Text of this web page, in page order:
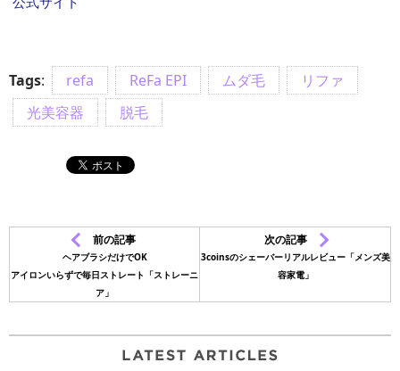
Tags: refa ReFa EPI ムダ毛
リファ
光美容器
脱毛
前の記事
ヘアブラシだけでOK
アイロンいらずで毎日ストレート「ストレーニ
ア」
次の記事
3coinsのシェーバーリアルレビュー「メンズ美
容家電」